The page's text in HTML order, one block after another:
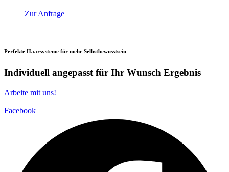
Zur Anfrage
Perfekte Haarsysteme für mehr Selbstbewusstsein
Individuell angepasst für Ihr Wunsch Ergebnis
Arbeite mit uns!
Facebook